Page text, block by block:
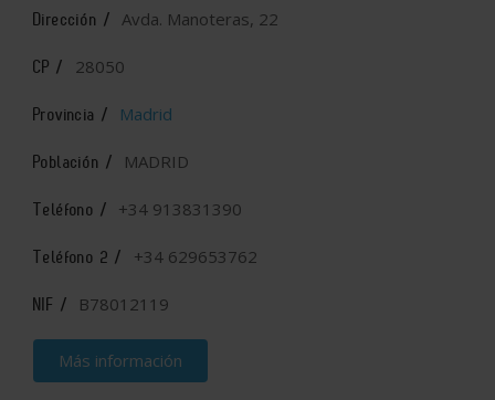
Dirección / Avda. Manoteras, 22
CP / 28050
Provincia / Madrid
Población / MADRID
Teléfono / +34 913831390
Teléfono 2 / +34 629653762
NIF / B78012119
Más información